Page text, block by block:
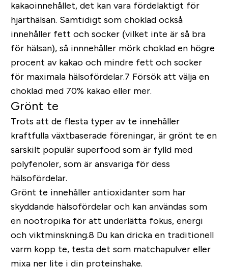
kakaoinnehållet, det kan vara fördelaktigt för
hjärthälsan. Samtidigt som choklad också
innehåller fett och socker (vilket inte är så bra
för hälsan), så innnehåller mörk choklad en högre
procent av kakao och mindre fett och socker
för maximala hälsofördelar.7 Försök att välja en
choklad med 70% kakao eller mer.
Grönt te
Trots att de flesta typer av te innehåller
kraftfulla växtbaserade föreningar, är grönt te en
särskilt populär superfood som är fylld med
polyfenoler, som är ansvariga för dess
hälsofördelar.
Grönt te innehåller antioxidanter som har
skyddande hälsofördelar och kan användas som
en nootropika för att underlätta fokus, energi
och viktminskning.8 Du kan dricka en traditionell
varm kopp te, testa det som matchapulver eller
mixa ner lite i din proteinshake.